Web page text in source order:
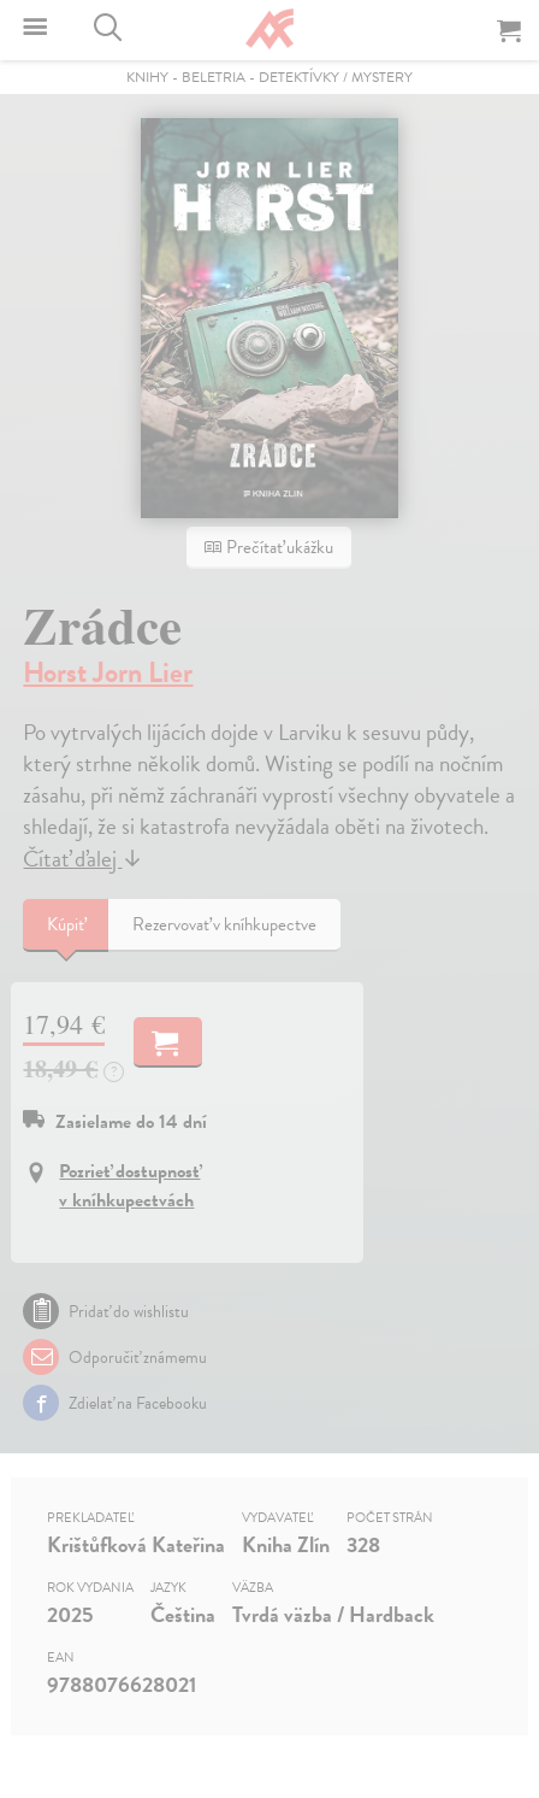
KNIHY - BELETRIA - DETEKTÍVKY / MYSTERY
Prečítať ukážku
Zrádce
Horst Jorn Lier
Po vytrvalých lijácích dojde v Larviku k sesuvu půdy,
který strhne několik domů. Wisting se podílí na nočním
zásahu, při němž záchranáři vyprostí všechny obyvatele a
shledají, že si katastrofa nevyžádala oběti na životech.
Čítať ďalej↓
Kúpiť Rezervovať v kníhkupectve
17,94 €
18,49 €
?
Zasielame do 14 dní
Pozrieť dostupnosť
v kníhkupectvách
Pridať do wishlistu
Odporučiť známemu
Zdielať na Facebooku
PREKLADATEĽ
Krištůfková Kateřina
VYDAVATEĽ
Kniha Zlín
POČET STRÁN
328
ROK VYDANIA
2025
JAZYK
Čeština
VÄZBA
Tvrdá väzba / Hardback
EAN
9788076628021